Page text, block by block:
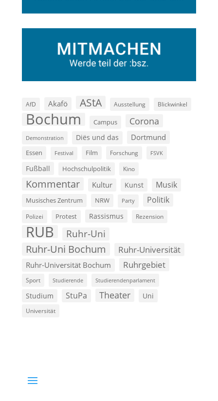
AfD Akafö AStA Ausstellung Blickwinkel
Bochum Campus Corona
Demonstration Diës und das Dortmund
Essen Festival Film Forschung FSVK
Fußball Hochschulpolitik Kino
Kommentar Kultur Kunst Musik
Musisches Zentrum NRW Party Politik
Polizei Protest Rassismus Rezension
RUB Ruhr-Uni
Ruhr-Uni Bochum Ruhr-Universität
Ruhr-Universität Bochum Ruhrgebiet
Sport Studierende Studierendenparlament
Studium StuPa Theater Uni
Universität